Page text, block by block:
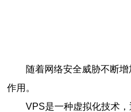
随着网络安全威胁不断
作用。
VPS是一种虚拟化技术